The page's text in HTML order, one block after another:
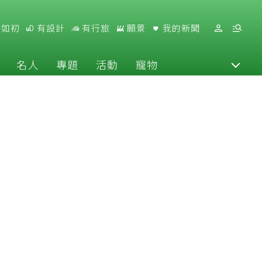
初 有設計 有行旅 願景 我的新聞
名人 專題 活動 寵物